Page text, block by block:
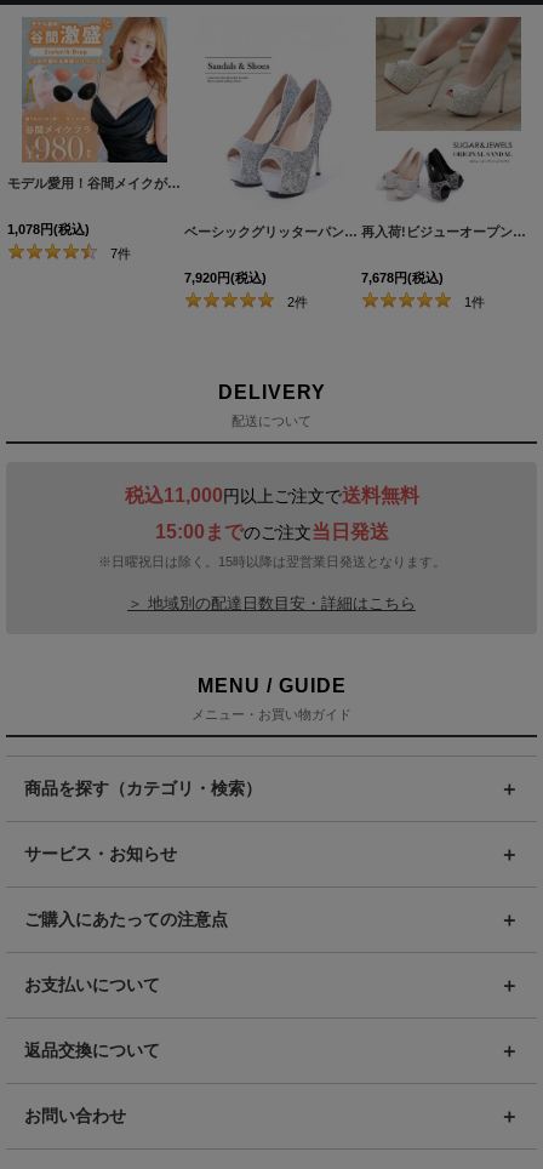
モデル愛用！谷間メイクが実現する激盛りぷるぷる肉厚シリコンブラ[OF08-U]
1,078円(税込)
7件
ベーシックグリッターパンプス/14cmヒール【2カラー/7サイズ】[OF02]
7,920円(税込)
2件
再入荷!ビジューオープントゥプラットフォームパンプス【34-40サイズ/2カラー】[OF02]
7,678円(税込)
1件
DELIVERY
配送について
税込11,000円以上ご注文で送料無料
15:00までのご注文当日発送
※日曜祝日は除く。15時以降は翌営業日発送となります。
＞ 地域別の配達日数目安・詳細はこちら
MENU / GUIDE
メニュー・お買い物ガイド
商品を探す（カテゴリ・検索）
サービス・お知らせ
ご購入にあたっての注意点
お支払いについて
返品交換について
お問い合わせ